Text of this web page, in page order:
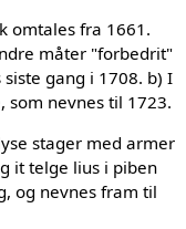
omtales fra 1661.
måter "forbedrit"
gang i 1708. b) I
som nevnes til 1723.
stager med armer
it telge lius i piben
og nevnes fram til